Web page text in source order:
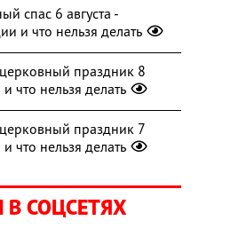
спас 6 августа -
и что нельзя делать
праздник 8
и что нельзя делать
праздник 7
и что нельзя делать
СОЦСЕТЯХ